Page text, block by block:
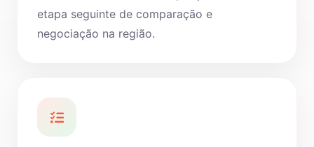
etapa seguinte de comparação e
negociação na região.